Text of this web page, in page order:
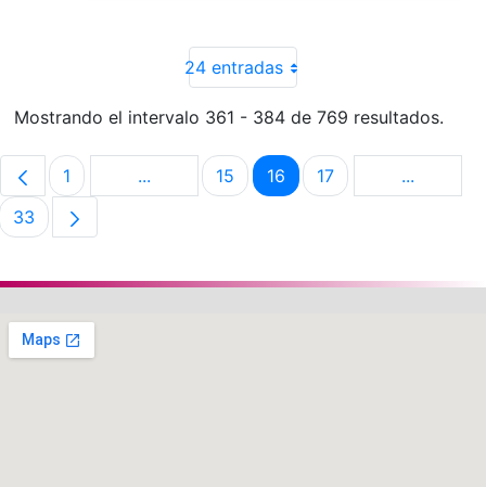
24 entradas
Mostrando el intervalo 361 - 384 de 769 resultados.
Página
1 ...Páginas intermedias Use TAB para
Página
15 Página
16 Página
17 ...Páginas
Página
33